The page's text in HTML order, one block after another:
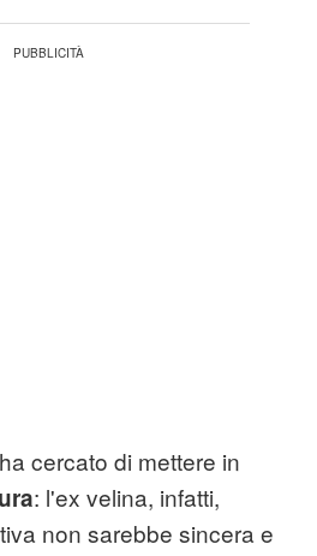
cercato di mettere in
: l'ex velina, infatti,
non sarebbe sincera e